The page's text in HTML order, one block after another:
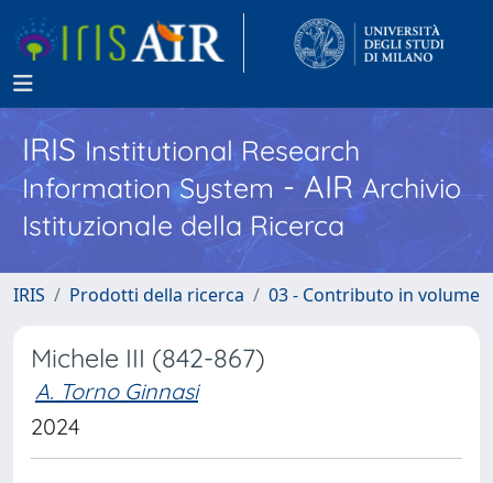
IRISInstitutional Research
Information System - AIR Archivio
Istituzionale della Ricerca
IRIS Prodotti della ricerca 03 - Contributo in volume
Michele III (842-867)
A. Torno Ginnasi
2024